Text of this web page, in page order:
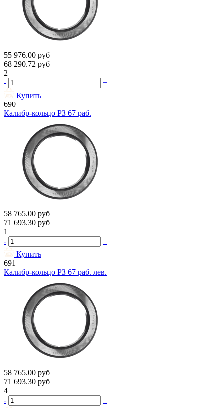
55 976.00 руб
68 290.72 руб
2
-
+
Купить
690
Калибр-кольцо РЗ 67 раб.
58 765.00 руб
71 693.30 руб
1
-
+
Купить
691
Калибр-кольцо РЗ 67 раб. лев.
58 765.00 руб
71 693.30 руб
4
-
+